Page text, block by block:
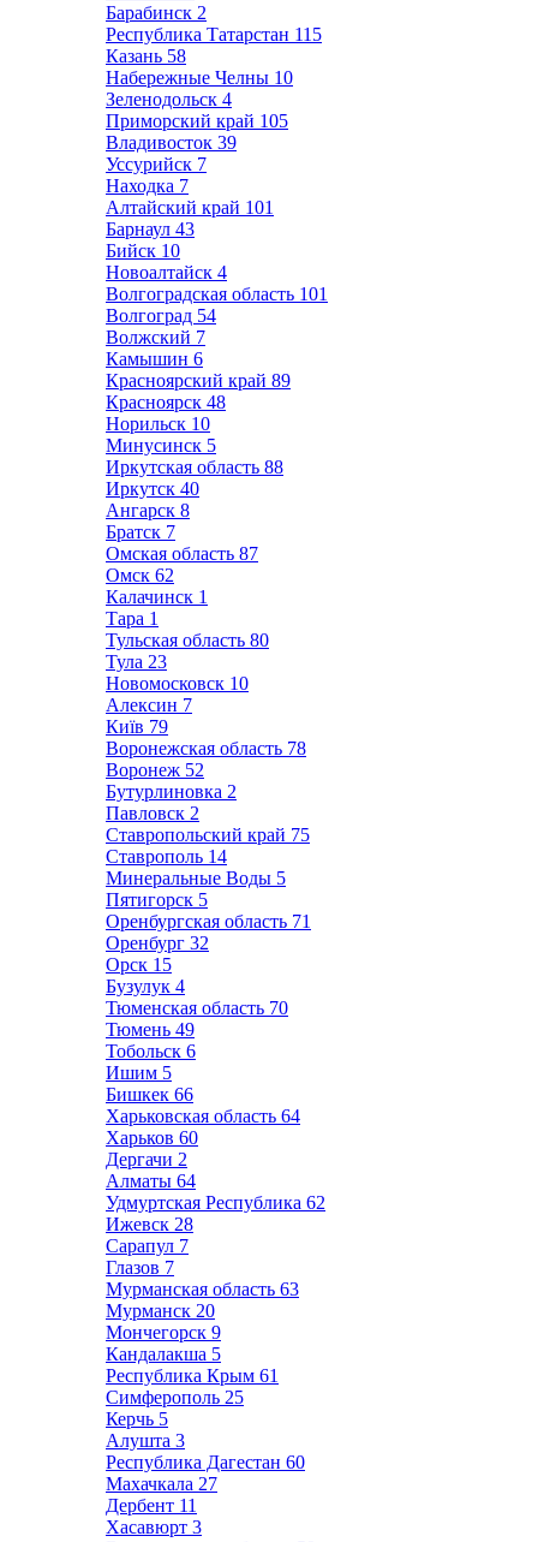
Барабинск 2
Республика Татарстан 115
Казань 58
Набережные Челны 10
Зеленодольск 4
Приморский край 105
Владивосток 39
Уссурийск 7
Находка 7
Алтайский край 101
Барнаул 43
Бийск 10
Новоалтайск 4
Волгоградская область 101
Волгоград 54
Волжский 7
Камышин 6
Красноярский край 89
Красноярск 48
Норильск 10
Минусинск 5
Иркутская область 88
Иркутск 40
Ангарск 8
Братск 7
Омская область 87
Омск 62
Калачинск 1
Тара 1
Тульская область 80
Тула 23
Новомосковск 10
Алексин 7
Київ 79
Воронежская область 78
Воронеж 52
Бутурлиновка 2
Павловск 2
Ставропольский край 75
Ставрополь 14
Минеральные Воды 5
Пятигорск 5
Оренбургская область 71
Оренбург 32
Орск 15
Бузулук 4
Тюменская область 70
Тюмень 49
Тобольск 6
Ишим 5
Бишкек 66
Харьковская область 64
Харьков 60
Дергачи 2
Алматы 64
Удмуртская Республика 62
Ижевск 28
Сарапул 7
Глазов 7
Мурманская область 63
Мурманск 20
Мончегорск 9
Кандалакша 5
Республика Крым 61
Симферополь 25
Керчь 5
Алушта 3
Республика Дагестан 60
Махачкала 27
Дербент 11
Хасавюрт 3